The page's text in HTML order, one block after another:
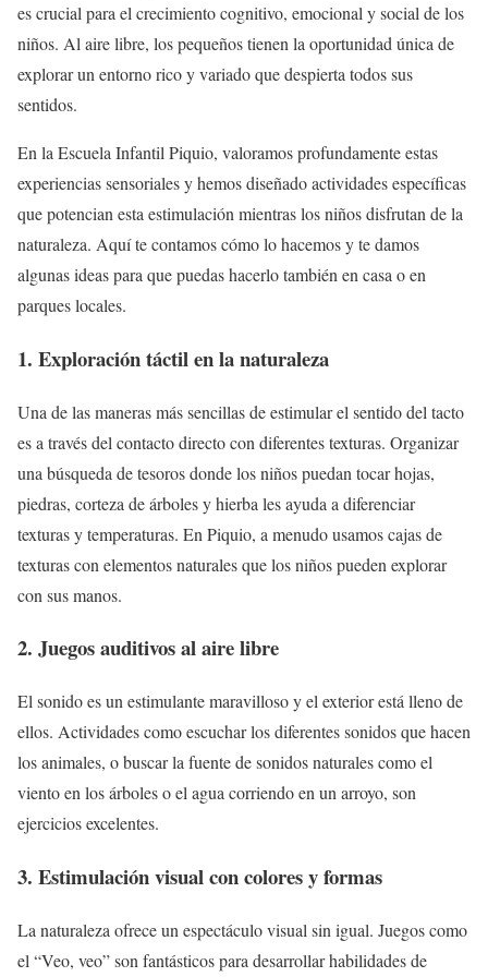
es crucial para el crecimiento cognitivo, emocional y social de los
niños. Al aire libre, los pequeños tienen la oportunidad única de
explorar un entorno rico y variado que despierta todos sus
sentidos.
En la Escuela Infantil Piquio, valoramos profundamente estas
experiencias sensoriales y hemos diseñado actividades específicas
que potencian esta estimulación mientras los niños disfrutan de la
naturaleza. Aquí te contamos cómo lo hacemos y te damos
algunas ideas para que puedas hacerlo también en casa o en
parques locales.
1. Exploración táctil en la naturaleza
Una de las maneras más sencillas de estimular el sentido del tacto
es a través del contacto directo con diferentes texturas. Organizar
una búsqueda de tesoros donde los niños puedan tocar hojas,
piedras, corteza de árboles y hierba les ayuda a diferenciar
texturas y temperaturas. En Piquio, a menudo usamos cajas de
texturas con elementos naturales que los niños pueden explorar
con sus manos.
2. Juegos auditivos al aire libre
El sonido es un estimulante maravilloso y el exterior está lleno de
ellos. Actividades como escuchar los diferentes sonidos que hacen
los animales, o buscar la fuente de sonidos naturales como el
viento en los árboles o el agua corriendo en un arroyo, son
ejercicios excelentes.
3. Estimulación visual con colores y formas
La naturaleza ofrece un espectáculo visual sin igual. Juegos como
el “Veo, veo” son fantásticos para desarrollar habilidades de